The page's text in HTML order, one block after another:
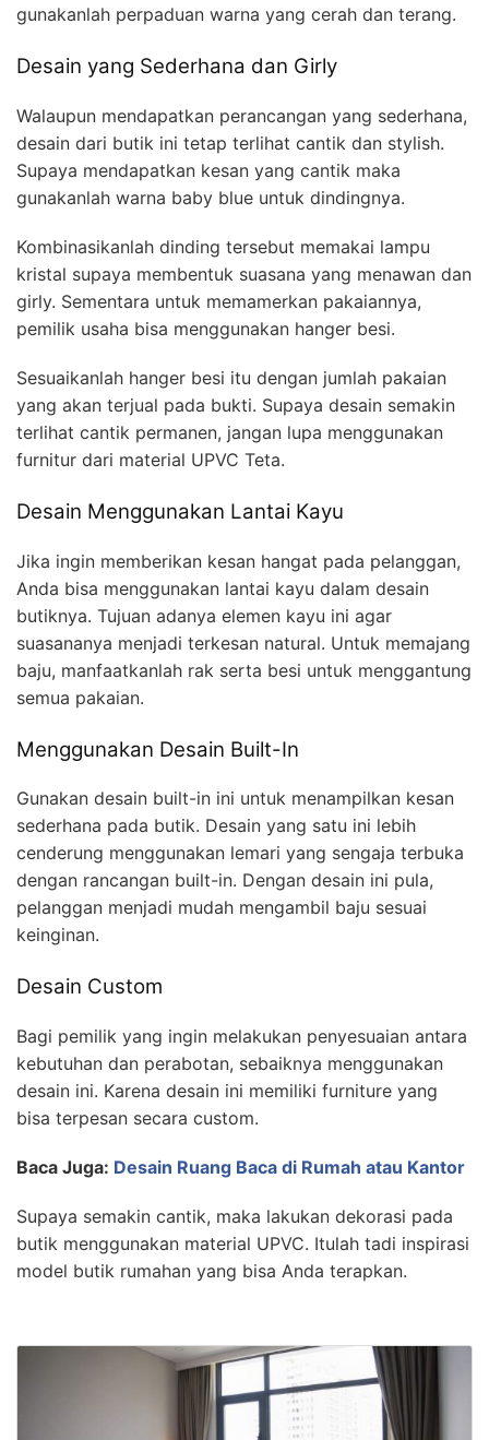
gunakanlah perpaduan warna yang cerah dan terang.
Desain yang Sederhana dan Girly
Walaupun mendapatkan perancangan yang sederhana,
desain dari butik ini tetap terlihat cantik dan stylish.
Supaya mendapatkan kesan yang cantik maka
gunakanlah warna baby blue untuk dindingnya.
Kombinasikanlah dinding tersebut memakai lampu
kristal supaya membentuk suasana yang menawan dan
girly. Sementara untuk memamerkan pakaiannya,
pemilik usaha bisa menggunakan hanger besi.
Sesuaikanlah hanger besi itu dengan jumlah pakaian
yang akan terjual pada bukti. Supaya desain semakin
terlihat cantik permanen, jangan lupa menggunakan
furnitur dari material UPVC Teta.
Desain Menggunakan Lantai Kayu
Jika ingin memberikan kesan hangat pada pelanggan,
Anda bisa menggunakan lantai kayu dalam desain
butiknya. Tujuan adanya elemen kayu ini agar
suasananya menjadi terkesan natural. Untuk memajang
baju, manfaatkanlah rak serta besi untuk menggantung
semua pakaian.
Menggunakan Desain Built-In
Gunakan desain built-in ini untuk menampilkan kesan
sederhana pada butik. Desain yang satu ini lebih
cenderung menggunakan lemari yang sengaja terbuka
dengan rancangan built-in. Dengan desain ini pula,
pelanggan menjadi mudah mengambil baju sesuai
keinginan.
Desain Custom
Bagi pemilik yang ingin melakukan penyesuaian antara
kebutuhan dan perabotan, sebaiknya menggunakan
desain ini. Karena desain ini memiliki furniture yang
bisa terpesan secara custom.
Baca Juga: Desain Ruang Baca di Rumah atau Kantor
Supaya semakin cantik, maka lakukan dekorasi pada
butik menggunakan material UPVC. Itulah tadi inspirasi
model butik rumahan yang bisa Anda terapkan.